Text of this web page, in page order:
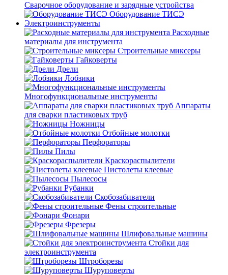
Сварочное оборудование и зарядные устройства
Оборудование ТИСЭ
Электроинструменты
Расходные
материалы для инструмента
Строительные миксеры
Гайковерты
Дрели
Лобзики
Многофункциональные инструменты
Аппараты
для сварки пластиковых труб
Ножницы
Отбойные молотки
Перфораторы
Пилы
Краскораспылители
Пистолеты клеевые
Пылесосы
Рубанки
Скобозабиватели
Фены строительные
Фонари
Фрезеры
Шлифовальные машины
Стойки для
электроинструмента
Штроборезы
Шуруповерты